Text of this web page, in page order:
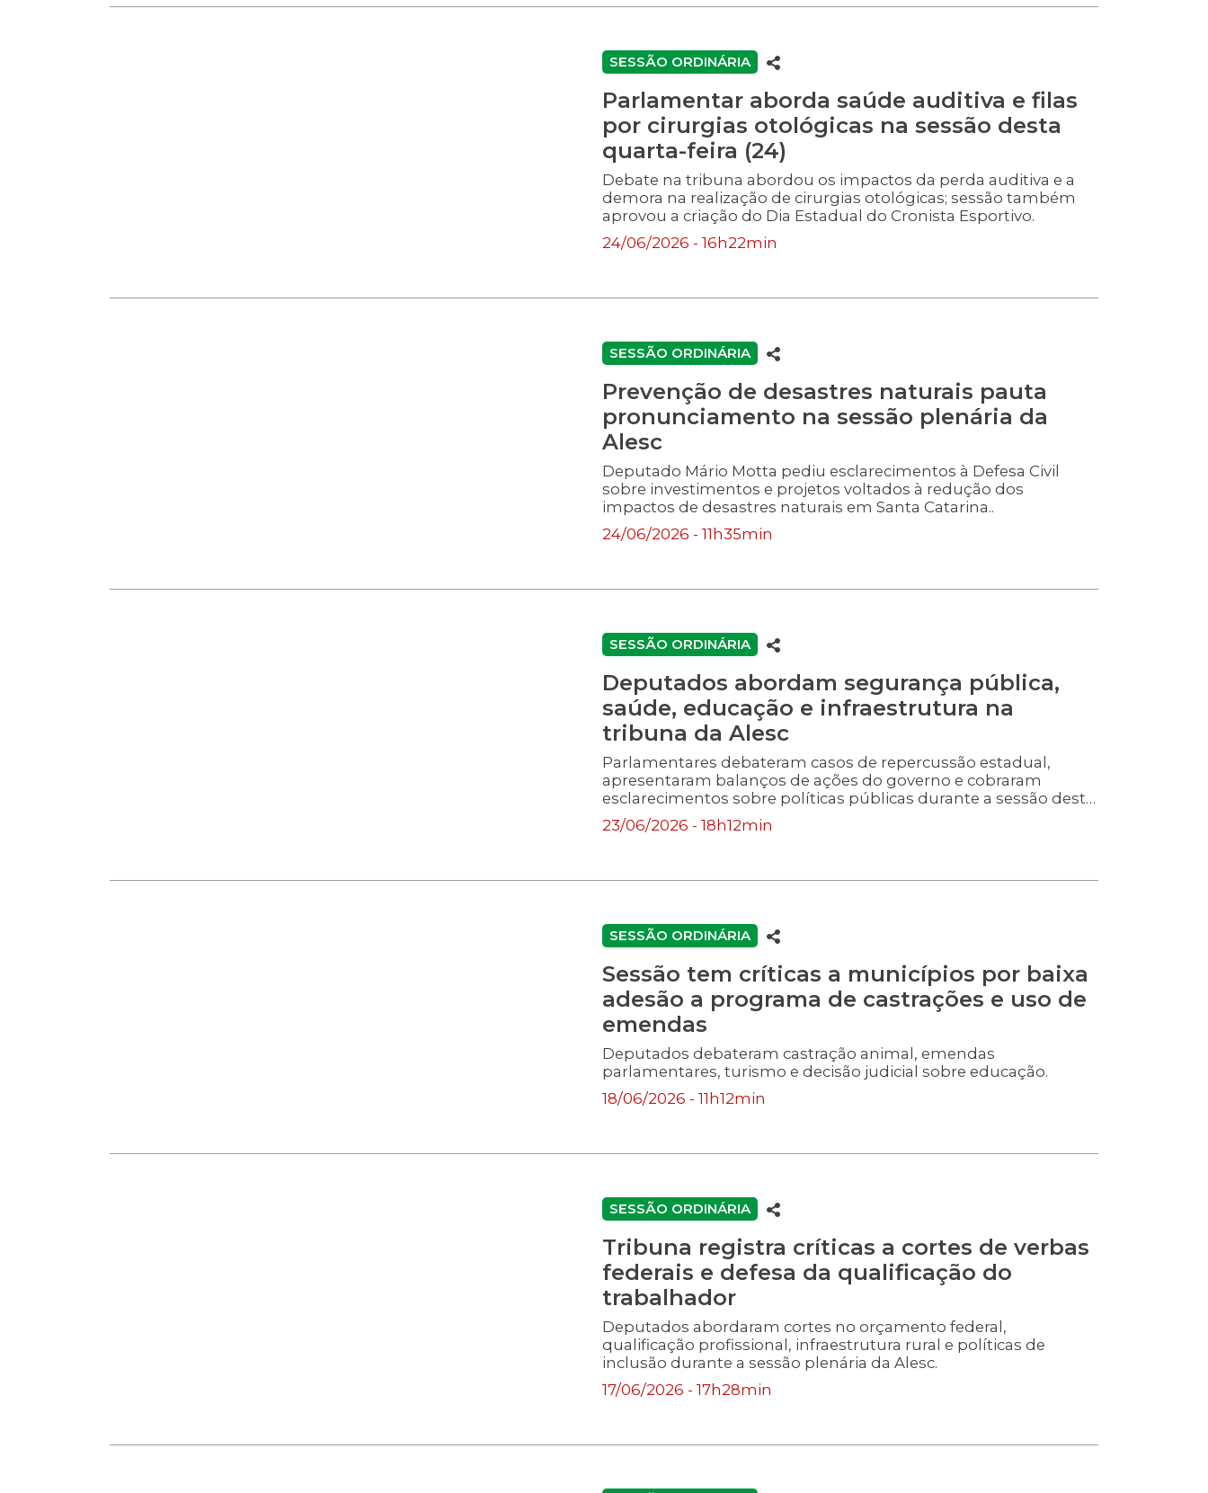
Jorginho Mello, que teve essa visão antecipada e propôs algo
extraordinário, […]
SESSÃO ORDINÁRIA
Parlamentar aborda saúde auditiva e filas
por cirurgias otológicas na sessão desta
quarta-feira (24)
Debate na tribuna abordou os impactos da perda auditiva e a
demora na realização de cirurgias otológicas; sessão também
aprovou a criação do Dia Estadual do Cronista Esportivo.
24/06/2026 - 16h22min
SESSÃO ORDINÁRIA
Prevenção de desastres naturais pauta
pronunciamento na sessão plenária da
Alesc
Deputado Mário Motta pediu esclarecimentos à Defesa Civil
sobre investimentos e projetos voltados à redução dos
impactos de desastres naturais em Santa Catarina..
24/06/2026 - 11h35min
SESSÃO ORDINÁRIA
Deputados abordam segurança pública,
saúde, educação e infraestrutura na
tribuna da Alesc
Parlamentares debateram casos de repercussão estadual,
apresentaram balanços de ações do governo e cobraram
esclarecimentos sobre políticas públicas durante a sessão desta
terça-feira.
23/06/2026 - 18h12min
SESSÃO ORDINÁRIA
Sessão tem críticas a municípios por baixa
adesão a programa de castrações e uso de
emendas
Deputados debateram castração animal, emendas
parlamentares, turismo e decisão judicial sobre educação.
18/06/2026 - 11h12min
SESSÃO ORDINÁRIA
Tribuna registra críticas a cortes de verbas
federais e defesa da qualificação do
trabalhador
Deputados abordaram cortes no orçamento federal,
qualificação profissional, infraestrutura rural e políticas de
inclusão durante a sessão plenária da Alesc.
17/06/2026 - 17h28min